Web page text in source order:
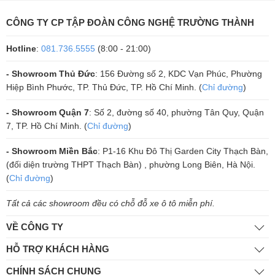
CÔNG TY CP TẬP ĐOÀN CÔNG NGHỆ TRƯỜNG THÀNH
Hotline: 081.736.5555 (8:00 - 21:00)
- Showroom Thủ Đức: 156 Đường số 2, KDC Vạn Phúc, Phường
Hiệp Bình Phước, TP. Thủ Đức, TP. Hồ Chí Minh. (Chỉ đường)
- Showroom Quận 7: Số 2, đường số 40, phường Tân Quy, Quận
7, TP. Hồ Chí Minh. (Chỉ đường)
- Showroom Miền Bắc: P1-16 Khu Đô Thị Garden City Thạch Bàn,
(đối diện trường THPT Thạch Bàn) , phường Long Biên, Hà Nội.
(Chỉ đường)
Tất cả các showroom đều có chỗ đỗ xe ô tô miễn phí.
VỀ CÔNG TY
HỖ TRỢ KHÁCH HÀNG
CHÍNH SÁCH CHUNG